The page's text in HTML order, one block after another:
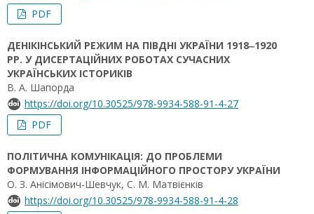
PDF
ДЕНІКІНСЬКИЙ РЕЖИМ НА ПІВДНІ УКРАЇНИ 1918‒1920
РР. У ДИСЕРТАЦІЙНИХ РОБОТАХ СУЧАСНИХ
УКРАЇНСЬКИХ ІСТОРИКІВ
В. А. Шапорда
https://doi.org/10.30525/978-9934-588-91-4-27
PDF
ПОЛІТИЧНА КОМУНІКАЦІЯ: ДО ПРОБЛЕМИ
ФОРМУВАННЯ ІНФОРМАЦІЙНОГО ПРОСТОРУ УКРАЇНИ
О. З. Анісімович-Шевчук, С. М. Матвієнків
https://doi.org/10.30525/978-9934-588-91-4-28